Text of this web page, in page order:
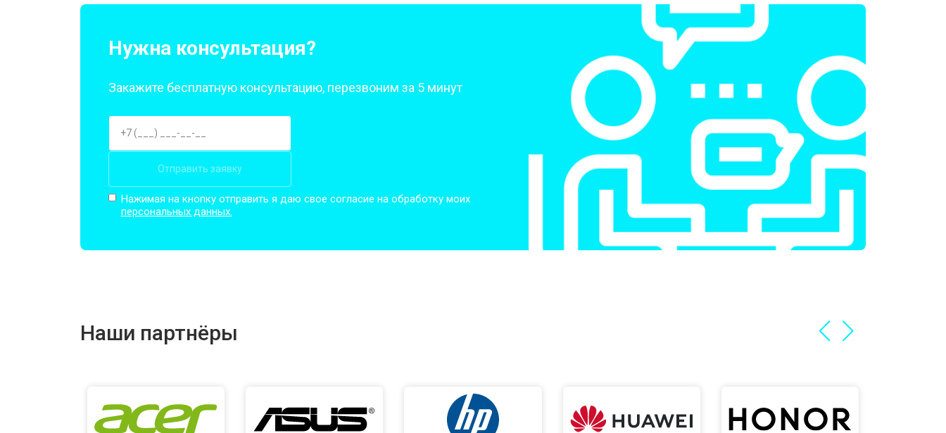
Нужна консультация?
Закажите бесплатную консультацию, перезвоним за 5 минут
Отправить заявку
Нажимая на кнопку отправить я даю свое согласие на обработку моих
персональных данных.
Наши партнёры